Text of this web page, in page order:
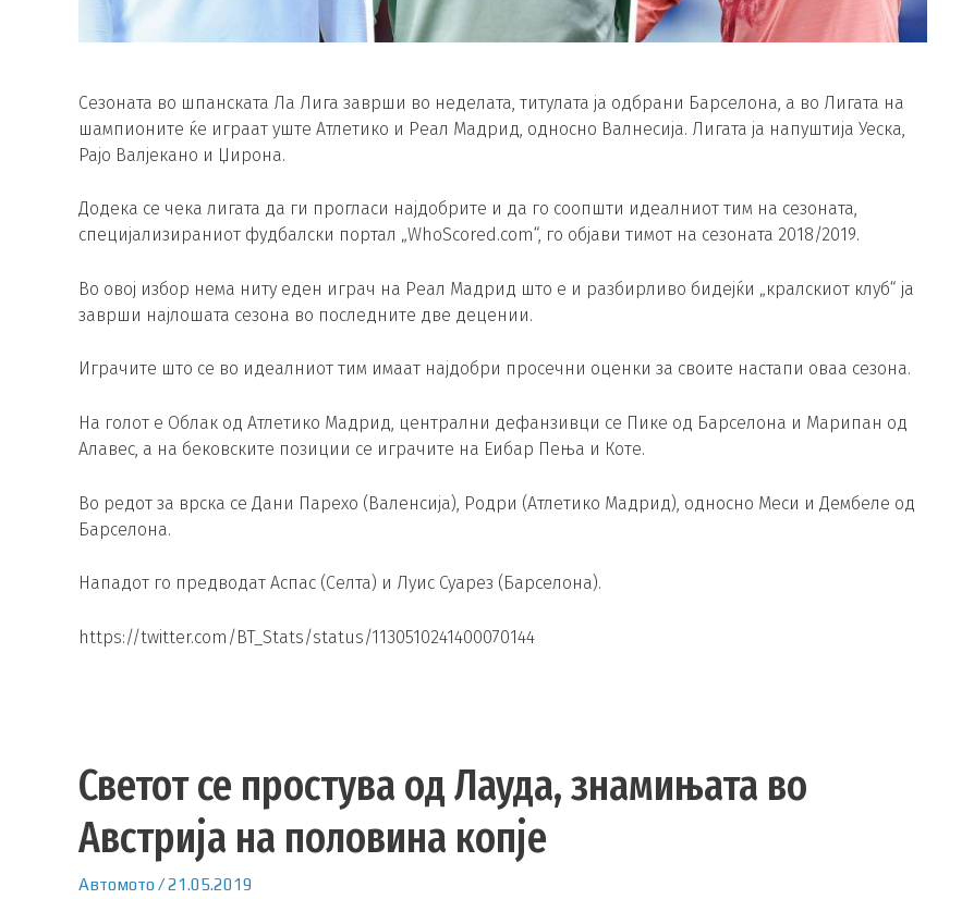
Сезоната во шпанската Ла Лига заврши во неделата, титулата ја одбрани Барселона, а во Лигата на
шампионите ќе играат уште Атлетико и Реал Мадрид, односно Валнесија. Лигата ја напуштија Уеска,
Рајо Валјекано и Џирона.
Додека се чека лигата да ги прогласи најдобрите и да го соопшти идеалниот тим на сезоната,
специјализираниот фудбалски портал „WhoScored.com“, го објави тимот на сезоната 2018/2019.
Во овој избор нема ниту еден играч на Реал Мадрид што е и разбирливо бидејќи „кралскиот клуб“ ја
заврши најлошата сезона во последните две децении.
Играчите што се во идеалниот тим имаат најдобри просечни оценки за своите настапи оваа сезона.
На голот е Облак од Атлетико Мадрид, централни дефанзивци се Пике од Барселона и Марипан од
Алавес, а на бековските позиции се играчите на Еибар Пења и Коте.
Во редот за врска се Дани Парехо (Валенсија), Родри (Атлетико Мадрид), односно Меси и Дембеле од
Барселона.
Нападот го предводат Аспас (Селта) и Луис Суарез (Барселона).
https://twitter.com/BT_Stats/status/1130510241400070144
Светот се простува од Лауда, знамињата во
Австрија на половина копје
Автомото /21.05.2019